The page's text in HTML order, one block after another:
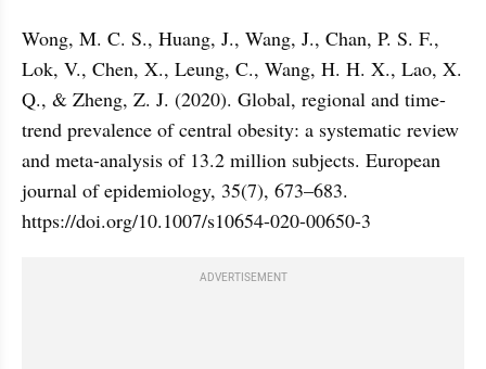
Wong, M. C. S., Huang, J., Wang, J., Chan, P. S. F.,
Lok, V., Chen, X., Leung, C., Wang, H. H. X., Lao, X.
Q., & Zheng, Z. J. (2020). Global, regional and time-
trend prevalence of central obesity: a systematic review
and meta-analysis of 13.2 million subjects. European
journal of epidemiology, 35(7), 673–683.
https://doi.org/10.1007/s10654-020-00650-3
ADVERTISEMENT